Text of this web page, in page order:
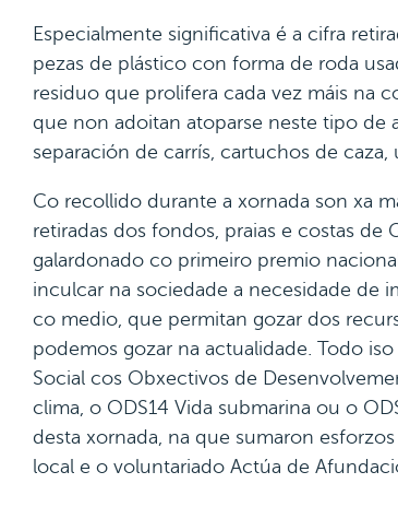
Especialmente significativa é a cifra
pezas de plástico con forma de roda
residuo que prolifera cada vez máis na
que non adoitan atoparse neste tipo de
separación de carrís, cartuchos de
Co recollido durante a xornada son xa
retiradas dos fondos, praias e costas
galardonado co primeiro premio
inculcar na sociedade a necesidade de
co medio, que permitan gozar dos
podemos gozar na actualidade. Todo
Social cos Obxectivos de
clima, o ODS14 Vida submarina ou o
desta xornada, na que sumaron
local e o voluntariado Actúa de